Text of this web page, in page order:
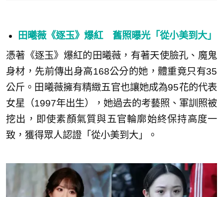
田曦薇《逐玉》爆紅 舊照曝光「從小美到大」
憑著《逐玉》爆紅的田曦薇，有著天使臉孔、魔鬼
身材，先前傳出身高168公分的她，體重竟只有35
公斤。田曦薇擁有精緻五官也讓她成為95花的代表
女星（1997年出生），她過去的考藝照、軍訓照被
挖出，即使素顏氣質與五官輪廓始終保持高度一
致，獲得眾人認證「從小美到大」。